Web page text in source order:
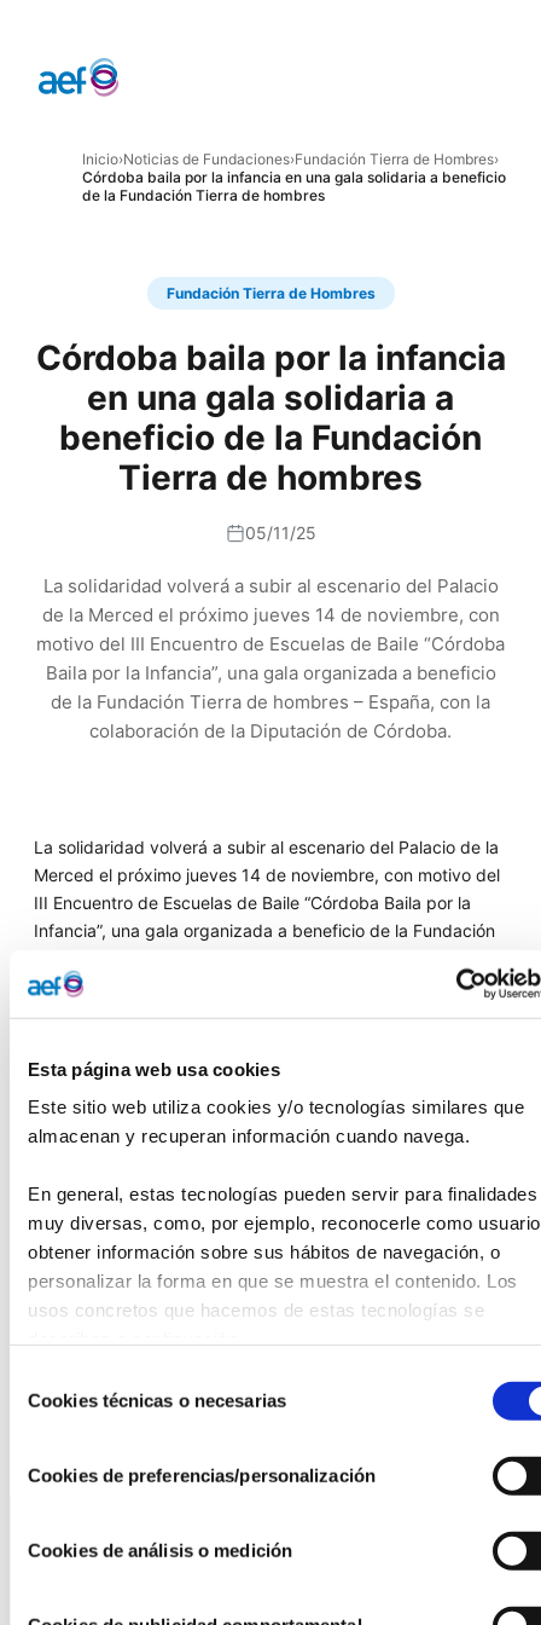
Esta página web usa cookies
Este sitio web utiliza cookies y/o tecnologías similares que
almacenan y recuperan información cuando navega.
En general, estas tecnologías pueden servir para finalidades
muy diversas, como, por ejemplo, reconocerle como
obtener información sobre sus hábitos de navegación, o
personalizar la forma en que se muestra el contenido. Los
usos concretos que hacemos de estas tecnologías se
deCookies técnicas o necesarias
Cookies de preferencias/personalización
Cookies de análisis o medición
Inicio›Noticias de Fundaciones›Fundación Tierra de Hombres›
Córdoba baila por la infancia en una gala solidaria a beneficio
de la Fundación Tierra de hombres
Fundación Tierra de Hombres
Córdoba baila por la infancia
en una gala solidaria a
beneficio de la Fundación
Tierra de hombres
05/11/25
La solidaridad volverá a subir al escenario del Palacio
de la Merced el próximo jueves 14 de noviembre, con
motivo del III Encuentro de Escuelas de Baile “Córdoba
Baila por la Infancia”, una gala organizada a beneficio
de la Fundación Tierra de hombres – España, con la
colaboración de la Diputación de Córdoba.
La solidaridad volverá a subir al escenario del Palacio de la
Merced el próximo jueves 14 de noviembre, con motivo del
III Encuentro de Escuelas de Baile “Córdoba Baila por la
Infancia”, una gala organizada a beneficio de la Fundación
Diputación de Córdoba.
disfrutar de un espectáculo lleno de arte, ritmo y
cordobesas: BoomBap Dance Studio, Feel Like Dance,
Azúcar Negra, Ashira, Academia María José Soldado,
Escuela de Danza Irene Cabeza.
El evento será presentado por el comunicador José Antonio
Luque, que conducirá una gala en la que la danza se
convierte en herramienta de transformación social. Todo lo
recaudado con las entradas —donativo de 10 € para
íntegramente a los proyectos que la Fundación Tierra de